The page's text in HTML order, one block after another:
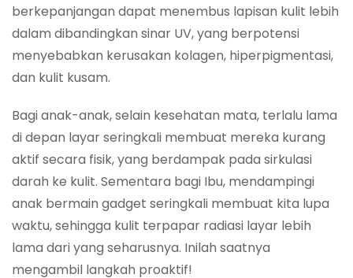
berkepanjangan dapat menembus lapisan kulit lebih
dalam dibandingkan sinar UV, yang berpotensi
menyebabkan kerusakan kolagen, hiperpigmentasi,
dan kulit kusam.
Bagi anak-anak, selain kesehatan mata, terlalu lama
di depan layar seringkali membuat mereka kurang
aktif secara fisik, yang berdampak pada sirkulasi
darah ke kulit. Sementara bagi Ibu, mendampingi
anak bermain gadget seringkali membuat kita lupa
waktu, sehingga kulit terpapar radiasi layar lebih
lama dari yang seharusnya. Inilah saatnya
mengambil langkah proaktif!